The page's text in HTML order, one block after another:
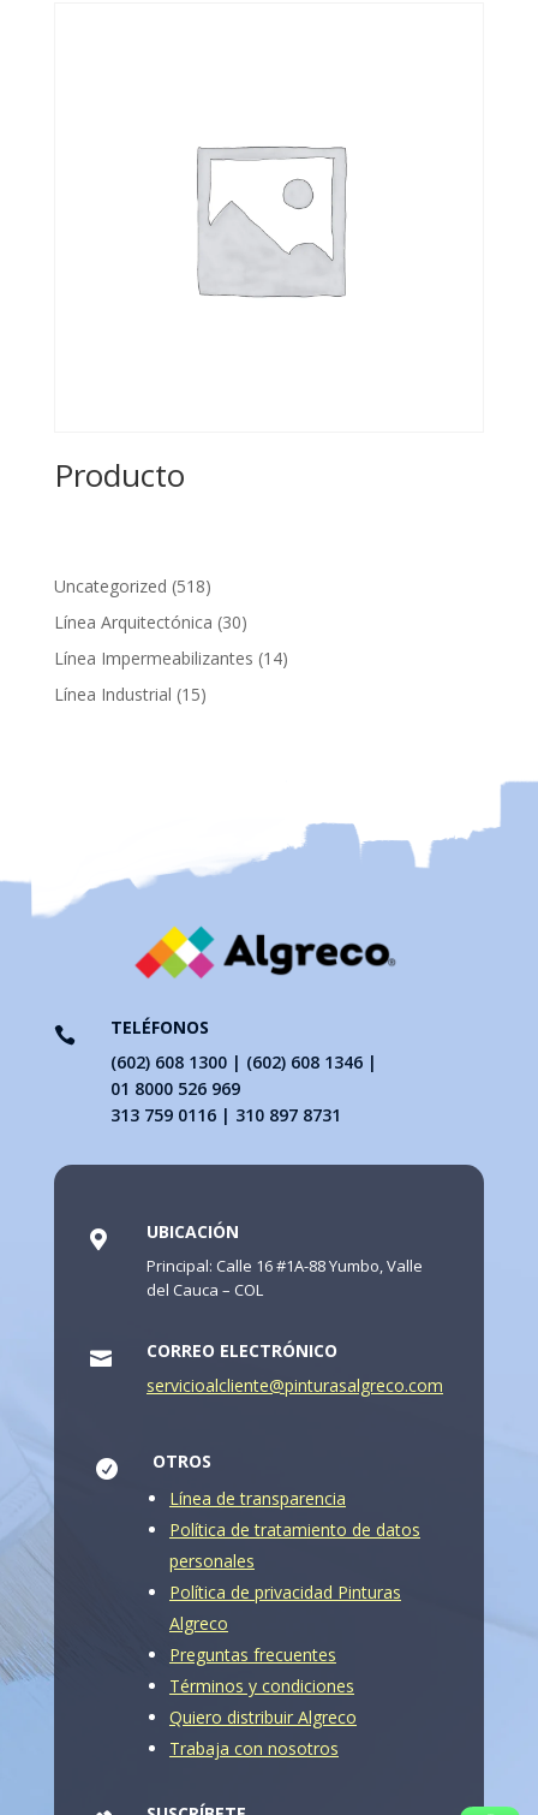
Producto
Uncategorized 518518
productos
Línea Arquitectónica 3030
productos
Línea Impermeabilizantes 1414
Línea Industrial 1515

TELÉFONOS
(602) 608 1300 | (602) 608 1346 |
01 8000 526 969
313 759 0116 | 310 897 8731
 UBICACIÓN
Principal: Calle 16 #1A-88 Yumbo, Valle
del Cauca – COL

CORREO ELECTRÓNICO
servicioalcliente@pinturasalgreco.com

OTROS
Línea de transparencia
Política de tratamiento de datos
personales
Política de privacidad Pinturas
Algreco
Preguntas frecuentes
Términos y condiciones
Quiero distribuir Algreco
Trabaja con nosotros